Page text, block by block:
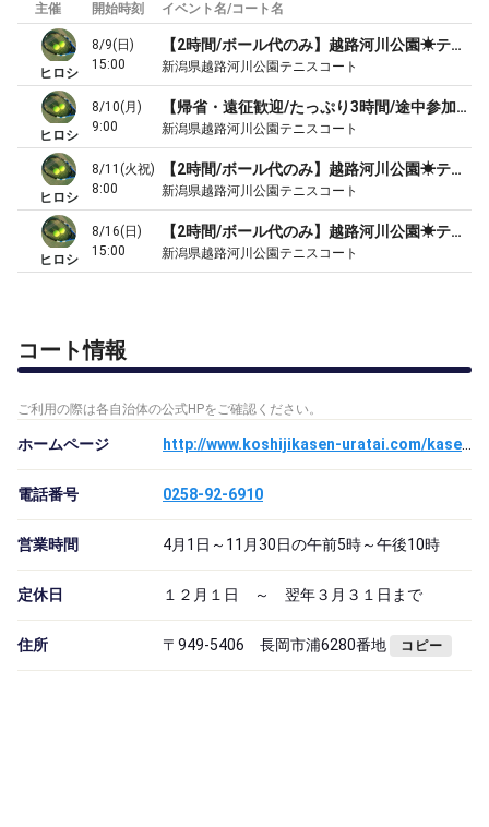
主催 開始時刻 イベント名/コート名
ヒロシ
8/9(日)
15:00
【2時間/ボール代のみ】越路河川公園☀テニス練習会
新潟県越路河川公園テニスコート
ヒロシ
8/10(月)
9:00
【帰省・遠征歓迎/たっぷり3時間/途中参加OK/ボール代のみ】越路河川公園☀テニス練習会
新潟県越路河川公園テニスコート
ヒロシ
8/11(火祝)
8:00
【2時間/ボール代のみ】越路河川公園☀テニス練習会
新潟県越路河川公園テニスコート
ヒロシ
8/16(日)
15:00
【2時間/ボール代のみ】越路河川公園☀テニス練習会
新潟県越路河川公園テニスコート
コート情報
ご利用の際は各自治体の公式HPをご確認ください。
ホームページ
電話番号 0258-92-6910
営業時間 4月1日～11月30日の午前5時～午後10時
定休日 １２月１日 ～ 翌年３月３１日まで
住所 〒949-5406 長岡市浦6280番地 コピー